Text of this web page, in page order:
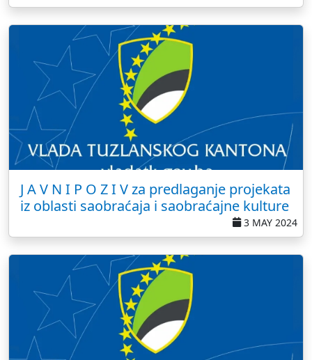
J A V N I P O Z I V za predlaganje projekata
iz oblasti saobraćaja i saobraćajne kulture
3 MAY 2024